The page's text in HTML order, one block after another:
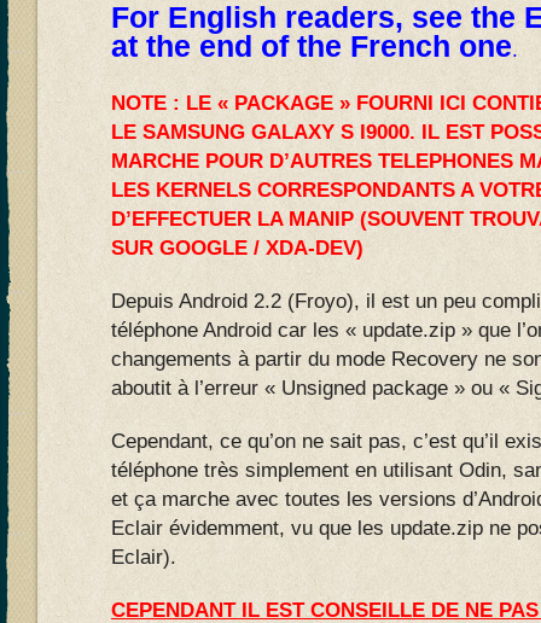
For English readers, see the
at the end of the French one.
NOTE : LE « PACKAGE » FOURNI ICI
LE SAMSUNG GALAXY S I9000. IL EST
MARCHE POUR D’AUTRES TELEPHONES
LES KERNELS CORRESPONDANTS A
D’EFFECTUER LA MANIP (SOUVENT
SUR GOOGLE / XDA-DEV)
Depuis Android 2.2 (Froyo), il est un peu
téléphone Android car les « update.zip » que
changements à partir du mode Recovery ne
aboutit à l’erreur « Unsigned package » ou «
Cependant, ce qu’on ne sait pas, c’est qu’il
téléphone très simplement en utilisant Odin,
et ça marche avec toutes les versions
Eclair évidemment, vu que les update.zip ne
Eclair).
CEPENDANT IL EST CONSEILLE DE NE